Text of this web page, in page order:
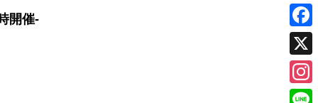
開催-
F
a
c
X
I